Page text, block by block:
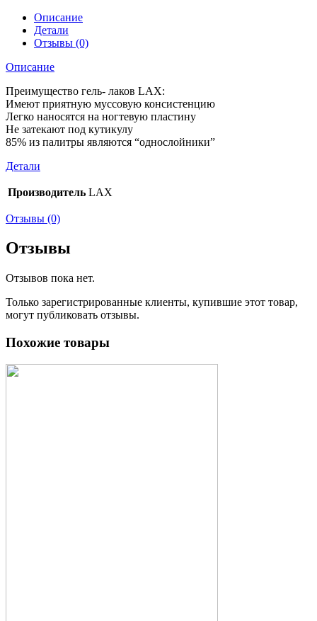
Описание
Детали
Отзывы (0)
Описание
Преимущество гель- лаков LAX:
Имеют приятную муссовую консистенцию
Легко наносятся на ногтевую пластину
Не затекают под кутикулу
85% из палитры являются “однослойники”
Детали
Производитель LAX
Отзывы (0)
Отзывы
Отзывов пока нет.
Только зарегистрированные клиенты, купившие этот товар,
могут публиковать отзывы.
Похожие товары